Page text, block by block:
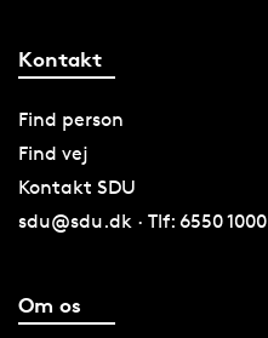
Kontakt
Find person
Find vej
Kontakt SDU
sdu@sdu.dk · Tlf: 6550 1000
Om os